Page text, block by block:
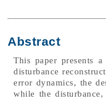
Abstract
This paper presents
disturbance
error dynamics, the
while the